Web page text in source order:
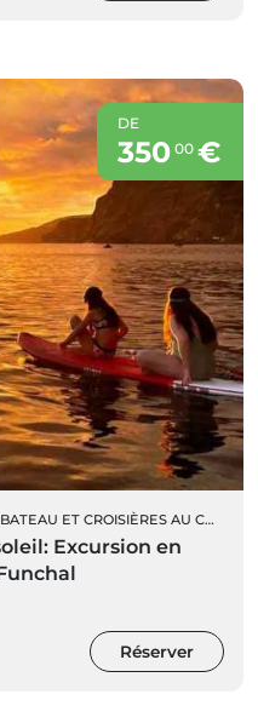
DE
350 00€
BATEAU ET CROISIÈRES AU COUCHER DU SOLEIL
Excursion en
Réserver